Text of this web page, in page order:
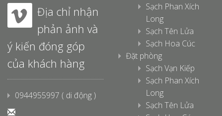
Địa chỉ nhận
phản ảnh và
ý kiến đóng góp
của khách hàng
0944955997 ( di động )
Sạch Phan Xích
Long
Sạch Tên Lửa
Sạch Hoa Cúc
Đặt phòng
Sạch Vạn Kiếp
Sạch Phan Xích
Long
Sạch Tên Lửa